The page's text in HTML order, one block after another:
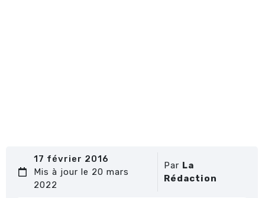
17 février 2016
Mis à jour le 20 mars
2022
Par La
Rédaction